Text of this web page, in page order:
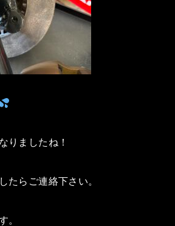
りましたね！
たらご連絡下さい。
。